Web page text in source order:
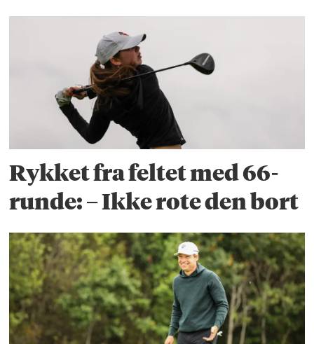
Rykket fra feltet med 66-
runde: – Ikke rote den bort